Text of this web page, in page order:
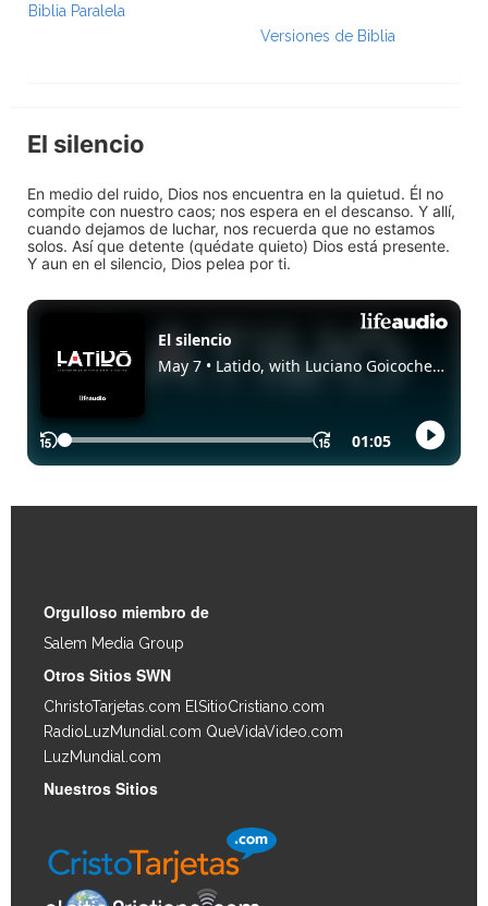
Biblia Paralela
Versiones de Biblia
El silencio
En medio del ruido, Dios nos encuentra en la quietud. Él no
compite con nuestro caos; nos espera en el descanso. Y allí,
cuando dejamos de luchar, nos recuerda que no estamos
solos. Así que detente (quédate quieto) Dios está presente.
Y aun en el silencio, Dios pelea por ti.
Orgulloso miembro de
Salem Media Group
Otros Sitios SWN
ChristoTarjetas.com ElSitioCristiano.com
RadioLuzMundial.com QueVidaVideo.com
LuzMundial.com
Nuestros Sitios